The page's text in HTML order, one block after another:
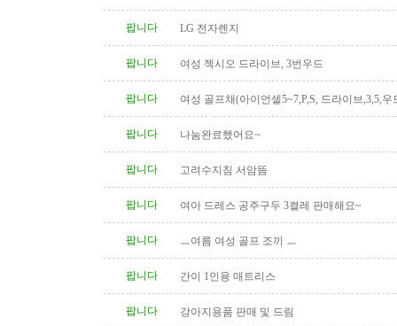
팝니다 LG 전자렌지
팝니다 여성 젝시오 드라이브, 3번우드
팝니다 여성 골프채(아이언셑5~7,P,S, 드라이브,3,5,우
팝니다 나눔완료했어요~
팝니다 고려수지침 서암뜸
팝니다 여아 드레스 공주구두 3켤레 판매해요~
팝니다 ㅡ여름 여성 골프 조끼 ㅡ
팝니다 간이 1인용 매트리스
팝니다 강아지용품 판매 및 드림